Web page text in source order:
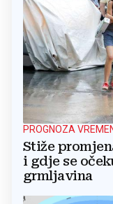
PROGNOZA
Stiže
i gdje se
grmljavina